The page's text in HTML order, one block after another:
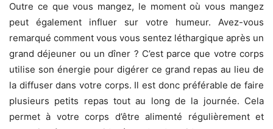
Outre ce que vous mangez, le moment où vous mangez
peut également influer sur votre humeur. Avez-vous
remarqué comment vous vous sentez léthargique après un
grand déjeuner ou un dîner ? C’est parce que votre corps
utilise son énergie pour digérer ce grand repas au lieu de
la diffuser dans votre corps. Il est donc préférable de faire
plusieurs petits repas tout au long de la journée. Cela
permet à votre corps d’être alimenté régulièrement et